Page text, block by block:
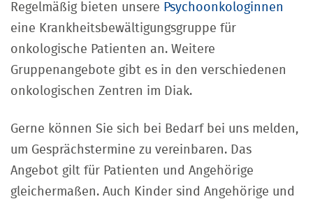
Regelmäßig bieten unsere Psychoonkologinnen
eine Krankheitsbewältigungsgruppe für
onkologische Patienten an. Weitere
Gruppenangebote gibt es in den verschiedenen
onkologischen Zentren im Diak.
Gerne können Sie sich bei Bedarf bei uns melden,
um Gesprächstermine zu vereinbaren. Das
Angebot gilt für Patienten und Angehörige
gleichermaßen. Auch Kinder sind Angehörige und